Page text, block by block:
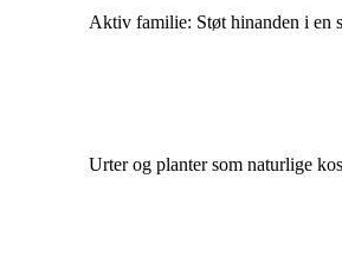
Aktiv familie: Støt hinanden i en
Urter og planter som naturlige